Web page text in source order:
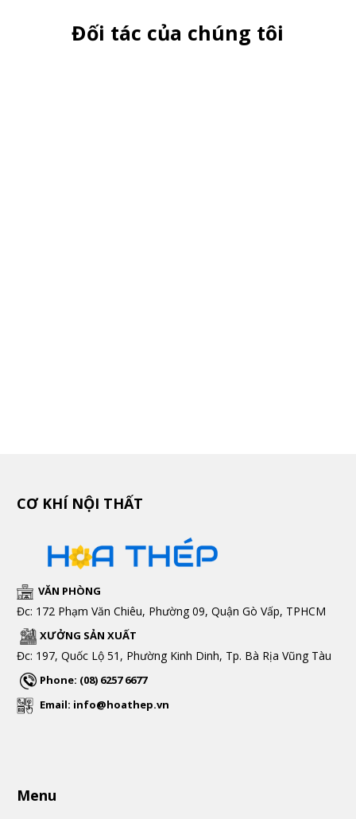
Đối tác của chúng tôi
CƠ KHÍ NỘI THẤT
VĂN PHÒNG
Đc: 172 Phạm Văn Chiêu, Phường 09, Quận Gò Vấp, TPHCM
XƯỞNG SẢN XUẤT
Đc: 197, Quốc Lộ 51, Phường Kinh Dinh, Tp. Bà Rịa Vũng Tàu
Phone: (08) 6257 6677
Email: info@hoathep.vn
Menu